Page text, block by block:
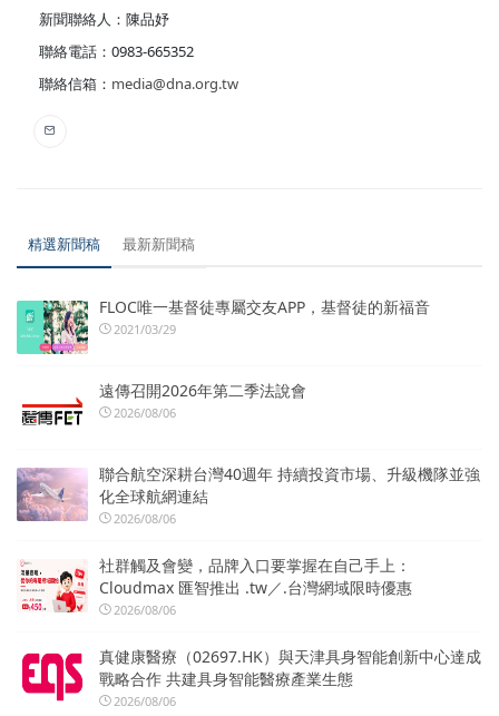
新聞聯絡人：陳品妤
聯絡電話：0983-665352
聯絡信箱： media@dna.org.tw
精選新聞稿 最新新聞稿
FLOC唯一基督徒專屬交友APP，基督徒的新福音
2021/03/29
遠傳召開2026年第二季法說會
2026/08/06
聯合航空深耕台灣40週年 持續投資市場、升級機隊並強
化全球航網連結
2026/08/06
社群觸及會變，品牌入口要掌握在自己手上：
Cloudmax 匯智推出 .tw／.台灣網域限時優惠
2026/08/06
真健康醫療（02697.HK）與天津具身智能創新中心達成
戰略合作 共建具身智能醫療產業生態
2026/08/06